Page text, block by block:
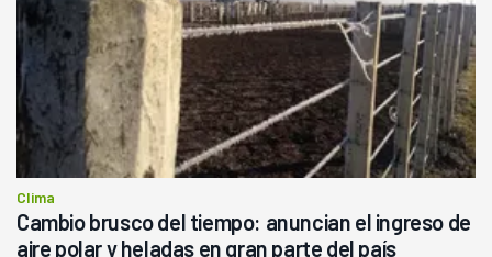
Clima
Cambio brusco del tiempo: anuncian el ingreso de
aire polar y heladas en gran parte del país